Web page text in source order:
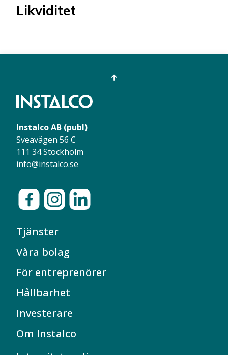
Likviditet
Instalco AB (publ)
Sveavägen 56 C
111 34 Stockholm
info@instalco.se
Tjänster
Våra bolag
För entreprenörer
Hållbarhet
Investerare
Om Instalco